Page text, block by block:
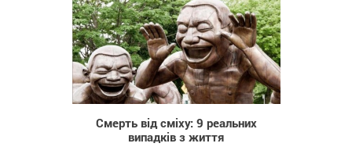
4 962
Смерть від сміху: 9 реальних
випадків з життя